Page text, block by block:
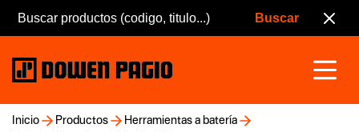
Inicio Productos
Herramientas a batería